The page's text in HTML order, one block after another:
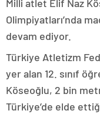
Milli atlet Elif Naz
Olimpiyatları’nda
devam ediyor.
Türkiye Atletizm
yer alan 12. sınıf
Köseoğlu, 2 bin
Türkiye’de elde